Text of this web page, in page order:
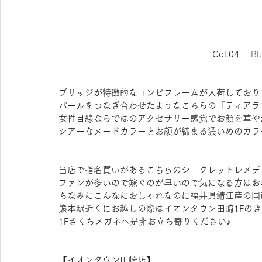
Col.04
ブリッジが特徴的なコンビフレームが入荷しており
パールをつなぎ合わせたようなこちらの『ティアラ
女性目線ならではのアクセサリー感覚でお顔を華
シアーなヌードカラーとお顔が締まる濃いめのカラ
当店で指名買いがあるこちらのシークレットレメデ
ファンが多いので嫁ぐのが早いので気になる方はお
ちなみにこんなにおしゃれなのに福井県鯖江産の国
熊本駅近くにお越しの際はイオンタウン田崎1Fの
1Fきくちメガネへ是非お立ち寄りください♪
【​イオンタウン田崎店】